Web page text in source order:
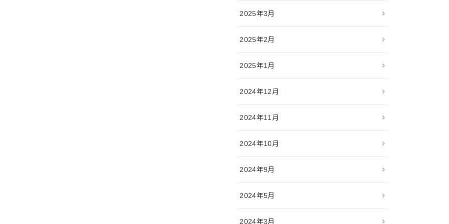
2025年3月
2025年2月
2025年1月
2024年12月
2024年11月
2024年10月
2024年9月
2024年5月
2024年3月